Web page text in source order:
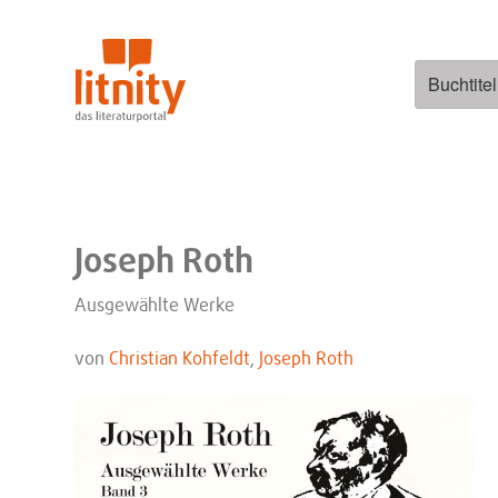
Suchen
Joseph Roth
Ausgewählte Werke
von Christian Kohfeldt, Joseph Roth